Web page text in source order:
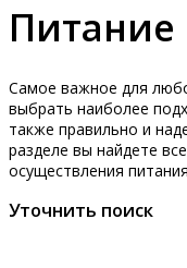
Питание
Самое важное для
выбрать наиболее
также правильно и
разделе вы найдете
осуществления
Уточнить поиск